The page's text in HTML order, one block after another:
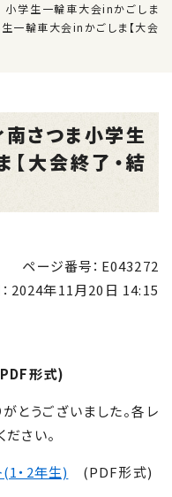
小学生一輪車大会inかごしま
一輪車大会inかごしま【大会
さつま小学生
大会終了・結
ページ番号：E043272
2024年11月20日 14:15
形式)
とうございました。各レ
さい。
(1・2年生)
(PDF形式)